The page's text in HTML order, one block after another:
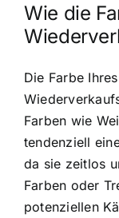
Wie die
Die Farbe
Farben wie
tendenziell
da sie zeitlos
Farben oder
potenziellen